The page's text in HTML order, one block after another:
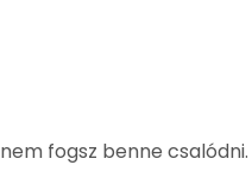
fogsz benne csalódni.